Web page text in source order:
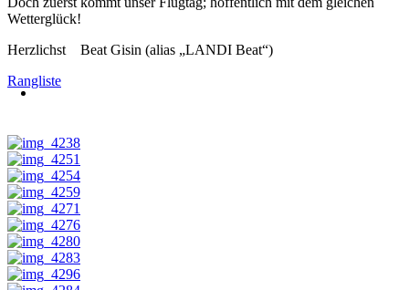
Wetterglück!
Herzlichst Beat Gisin (alias „LANDI Beat“)
Rangliste